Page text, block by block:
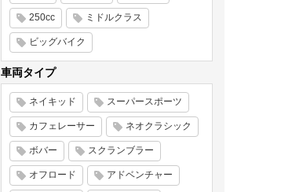
250cc ミドルクラス
ビッグバイク
車両タイプ
ネイキッド スーパースポーツ
カフェレーサー ネオクラシック
ボバー スクランブラー
オフロード アドベンチャー